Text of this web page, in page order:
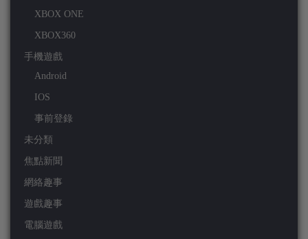
XBOX ONE
XBOX360
手機遊戲
Android
IOS
事前登錄
未分類
焦點新聞
網絡趣事
遊戲趣事
電腦遊戲